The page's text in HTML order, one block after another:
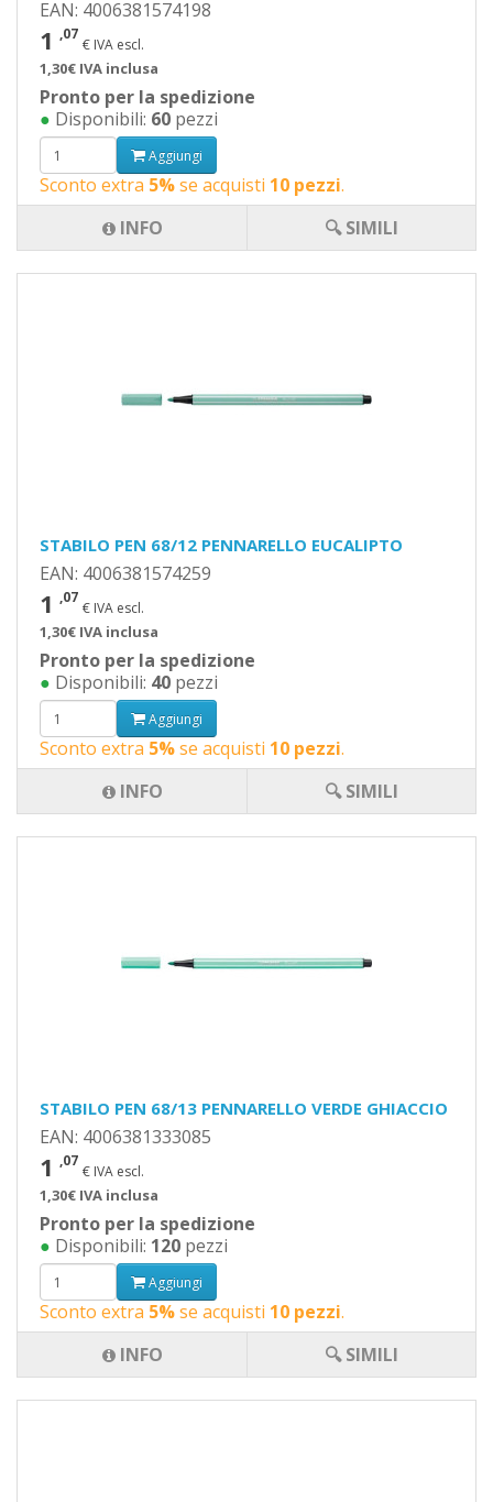
EAN: 4006381574198
1 ,07
€ IVA escl.
1,30€ IVA inclusa
Pronto per la spedizione
● Disponibili: 60 pezzi
Aggiungi
Sconto extra 5%se acquisti 10 pezzi.
INFO
🔍 SIMILI
STABILO PEN 68/12 PENNARELLO EUCALIPTO
EAN: 4006381574259
1 ,07
€ IVA escl.
1,30€ IVA inclusa
Pronto per la spedizione
● Disponibili: 40 pezzi
Aggiungi
Sconto extra 5%se acquisti 10 pezzi.
INFO
🔍 SIMILI
STABILO PEN 68/13 PENNARELLO VERDE GHIACCIO
EAN: 4006381333085
1 ,07
€ IVA escl.
1,30€ IVA inclusa
Pronto per la spedizione
● Disponibili: 120 pezzi
Aggiungi
Sconto extra 5%se acquisti 10 pezzi.
INFO
🔍 SIMILI